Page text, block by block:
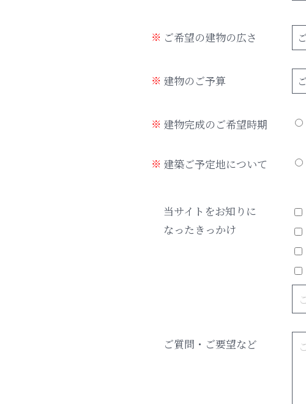
ご希望の建物の広さ
建物のご予算
建物完成のご希望時期
建築ご予定地について
当サイトをお知りに
なったきっかけ
ご質問・ご要望など